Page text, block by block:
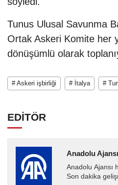
Tunus Ulusal Savunma
Ortak Askeri Komite her
dönüşümlü olarak
# Askeri işbirliği # İtalya #
EDİTÖR
Anadolu Ajansı
Anadolu Ajansı
Son dakika